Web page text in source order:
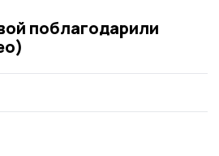
поблагодарили